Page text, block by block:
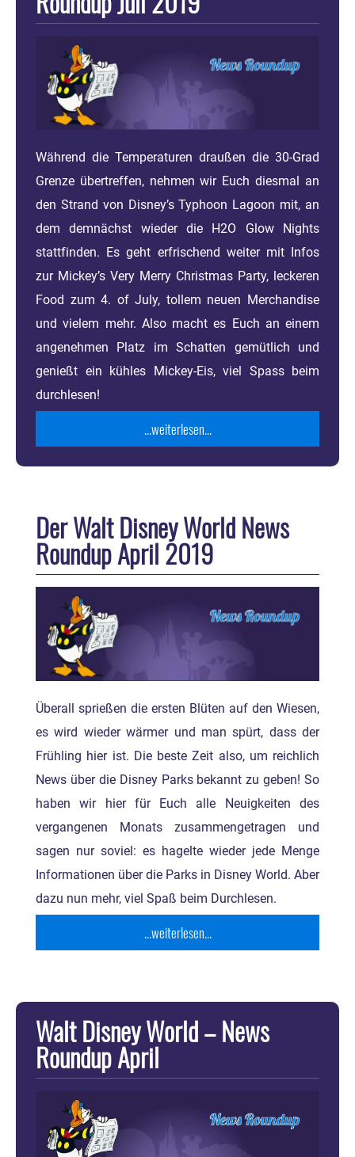
Während die Temperaturen draußen die 30-Grad
Grenze übertreffen, nehmen wir Euch diesmal an
den Strand von Disney’s Typhoon Lagoon mit, an
dem demnächst wieder die H2O Glow Nights
stattfinden. Es geht erfrischend weiter mit Infos
zur Mickey’s Very Merry Christmas Party, leckeren
Food zum 4. of July, tollem neuen Merchandise
und vielem mehr. Also macht es Euch an einem
angenehmen Platz im Schatten gemütlich und
genießt ein kühles Mickey-Eis, viel Spass beim
durchlesen!
...weiterlesen...
Der Walt Disney World News
Roundup April 2019
Überall sprießen die ersten Blüten auf den Wiesen,
es wird wieder wärmer und man spürt, dass der
Frühling hier ist. Die beste Zeit also, um reichlich
News über die Disney Parks bekannt zu geben! So
haben wir hier für Euch alle Neuigkeiten des
vergangenen Monats zusammengetragen und
sagen nur soviel: es hagelte wieder jede Menge
Informationen über die Parks in Disney World. Aber
dazu nun mehr, viel Spaß beim Durchlesen.
...weiterlesen...
Walt Disney World – News
Roundup April